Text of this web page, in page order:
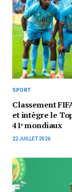
SPORT
Classement
et intègre le
41ᵉ mondiaux
22 JUILLET 2026